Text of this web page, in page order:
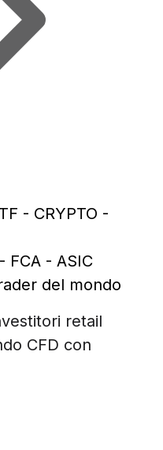
- CRYPTO -
FCA - ASIC
del mondo
retail
CFD con